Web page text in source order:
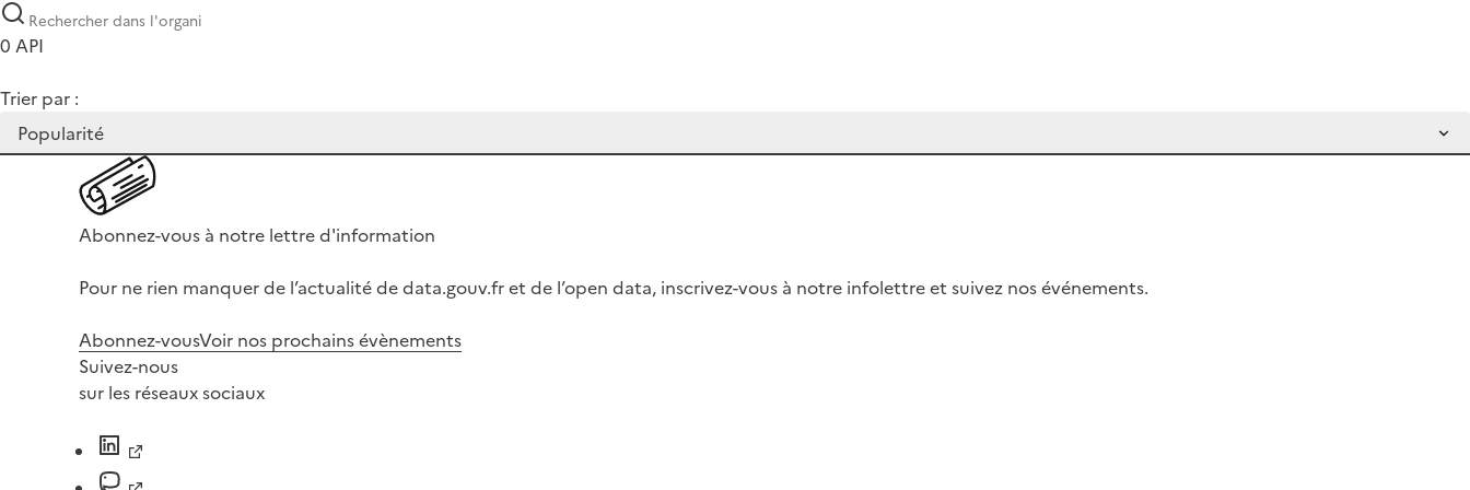
0 API
Trier par :
Abonnez-vous à notre lettre d'information
Pour ne rien manquer de l’actualité de data.gouv.fr et de l’open data, inscrivez-vous à notre infolettre et suivez nos événements.
Abonnez-vousVoir nos prochains évènements
Suivez-nous
sur les réseaux sociaux